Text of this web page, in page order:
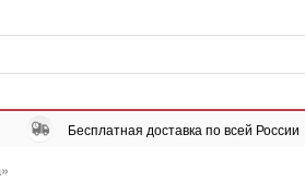
Бесплатная доставка по всей России